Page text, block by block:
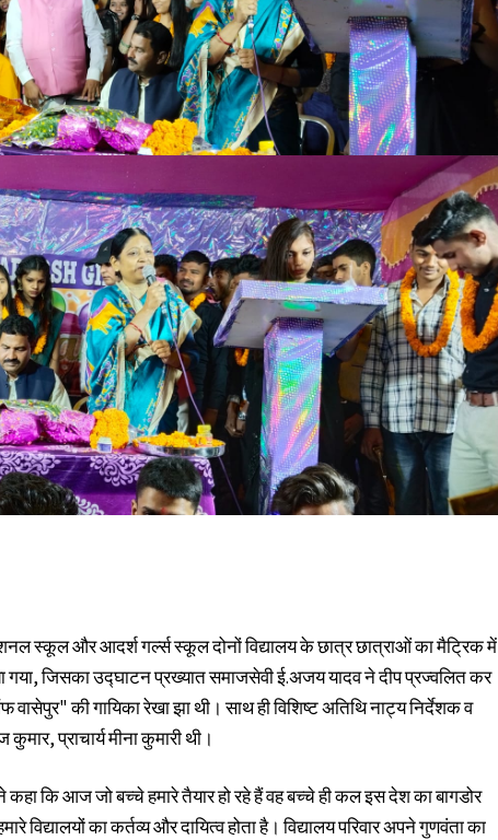
स्कूल और आदर्श गर्ल्स स्कूल दोनों विद्यालय के छात्र छात्राओं का मैट्रिक में
गया, जिसका उद्घाटन प्रख्यात समाजसेवी ई.अजय यादव ने दीप प्रज्वलित कर
की गायिका रेखा झा थी। साथ ही विशिष्ट अतिथि नाट्य निर्देशक व
प्राचार्य मीना कुमारी थी।
कि आज जो बच्चे हमारे तैयार हो रहे हैं वह बच्चे ही कल इस देश का बागडोर
विद्यालयों का कर्तव्य और दायित्व होता है। विद्यालय परिवार अपने गुणवंता का